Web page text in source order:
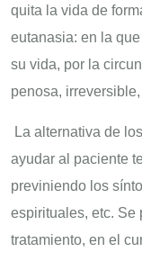
quita la vida de
eutanasia: en la
su vida, por la
penosa,
La alternativa de
ayudar al paciente
previniendo los
espirituales, etc. Se
tratamiento, en el